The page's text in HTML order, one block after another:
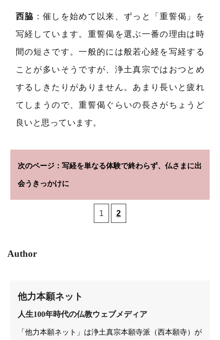
西脇 ：催しを始めて以来、ずっと「重誓偈」を
写経しています。重誓偈を選ぶ一番の理由は時
間の短さです。一般的には般若心経を写経する
ことが多いそうですが、浄土真宗ではおつとめ
するしきたりがありません。あまり長いと疲れ
てしまうので、重誓偈ぐらいの長さがちょうど
良いと思っています。
写経を単なる体験で終わらず、仏さまに出
会うきっかけに
1 2
Author
他力本願ネット
人生100年時代の仏教ウェブメディア
「他力本願ネット」は浄土真宗本願寺派（西本願寺）が